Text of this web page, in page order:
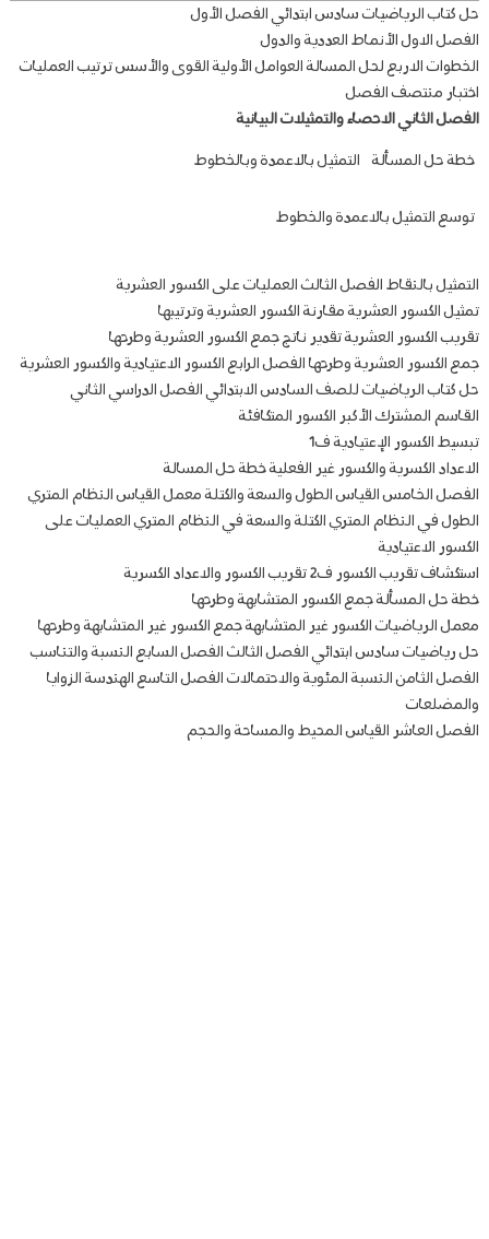
حل كتاب الرياضيات سادس ابتدائي الفصل الأول
الفصل الاول الأنماط العددية والدول
الخطوات الاربع لحل المسالة العوامل الأولية القوى والأسس ترتيب العمليات
اختبار منتصف الفصل
الفصل الثاني الاحصاء والتمثيلات البيانية
خطة حل المسألة التمثيل بالاعمدة وبالخطوط
توسع التمثيل بالاعمدة والخطوط
التمثيل بالنقاط الفصل الثالث العمليات على الكسور العشرية
تمثيل الكسور العشرية مقارنة الكسور العشرية وترتيبها
تقريب الكسور العشرية تقدير ناتج جمع الكسور العشرية وطرحها
جمع الكسور العشرية وطرحها الفصل الرابع الكسور الاعتيادية والكسور العشرية
حل كتاب الرياضيات للصف السادس الابتدائي الفصل الدراسي الثاني
القاسم المشترك الأكبر الكسور المتكافئة
تبسيط الكسور الإعتيادية ف1
الاعداد الكسرية والكسور غير الفعلية خطة حل المسالة
الفصل الخامس القياس الطول والسعة والكتلة معمل القياس النظام المتري
الطول في النظام المتري الكتلة والسعة في النظام المتري العمليات على
الكسور الاعتيادية
استكشاف تقريب الكسور ف2 تقريب الكسور والاعداد الكسرية
خطة حل المسألة جمع الكسور المتشابهة وطرحها
معمل الرياضيات الكسور غير المتشابهة جمع الكسور غير المتشابهة وطرحها
حل رياضيات سادس ابتدائي الفصل الثالث الفصل السابع النسبة والتناسب
الفصل الثامن النسبة المئوية والاحتمالات الفصل التاسع الهندسة الزوايا
والمضلعات
الفصل العاشر القياس المحيط والمساحة والحجم